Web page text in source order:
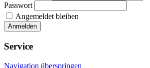
Passwort
Angemeldet bleiben
Service
Navigation überspringen